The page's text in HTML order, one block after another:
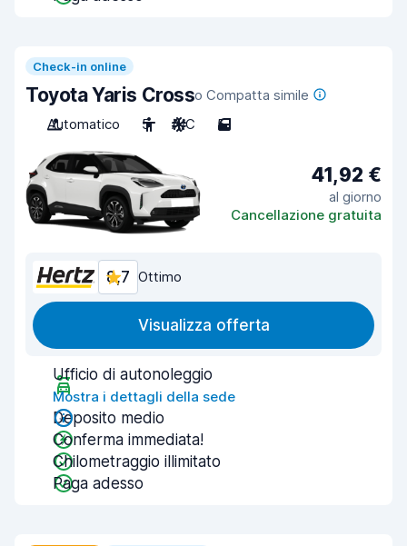
Check-in online
Toyota Yaris Crosso Compatta simile
Automatico
5 A/C 5
41,92 €
al giorno
Cancellazione gratuita
8,7 Ottimo
Visualizza offerta
Ufficio di autonoleggio
Mostra i dettagli della sede
Deposito medio
Conferma immediata!
Chilometraggio illimitato
Paga adesso